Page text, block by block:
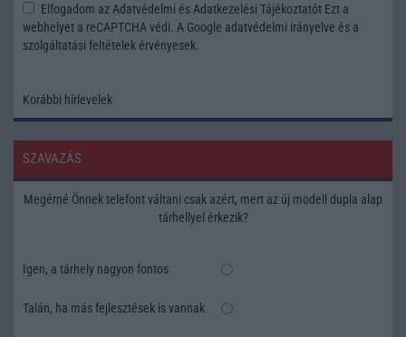
Elfogadom az Adatvédelmi és Adatkezelési Tájékoztatót Ezt a
webhelyet a reCAPTCHA védi. A Google adatvédelmi irányelve és a
szolgáltatási feltételek érvényesek.
Korábbi hírlevelek
SZAVAZÁS
Megérné Önnek telefont váltani csak azért, mert az új modell dupla alap
tárhellyel érkezik?
Igen, a tárhely nagyon fontos
Talán, ha más fejlesztések is vannak